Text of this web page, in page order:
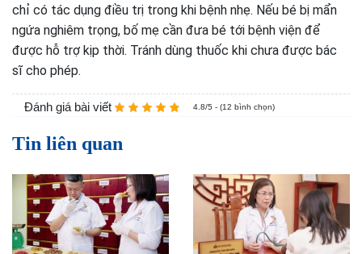
chỉ có tác dụng điều trị trong khi bệnh nhẹ. Nếu bé bị mẩn
ngứa nghiêm trọng, bố mẹ cần đưa bé tới bệnh viện để
được hỗ trợ kịp thời. Tránh dùng thuốc khi chưa được bác
sĩ cho phép.
Đánh giá bài viết 4.8/5 - (12 bình chọn)
Tin liên quan